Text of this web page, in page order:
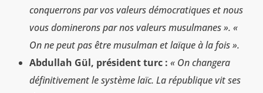
conquerrons par vos valeurs démocratiques et nous
vous dominerons par nos valeurs musulmanes ». «
On ne peut pas être musulman et laïque à la fois ».
Abdullah Gül, président turc : « On changera
définitivement le système laïc. La république vit ses